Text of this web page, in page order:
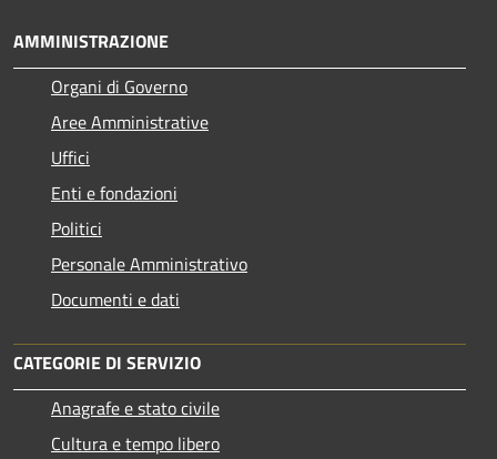
AMMINISTRAZIONE
Organi di Governo
Aree Amministrative
Uffici
Enti e fondazioni
Politici
Personale Amministrativo
Documenti e dati
CATEGORIE DI SERVIZIO
Anagrafe e stato civile
Cultura e tempo libero